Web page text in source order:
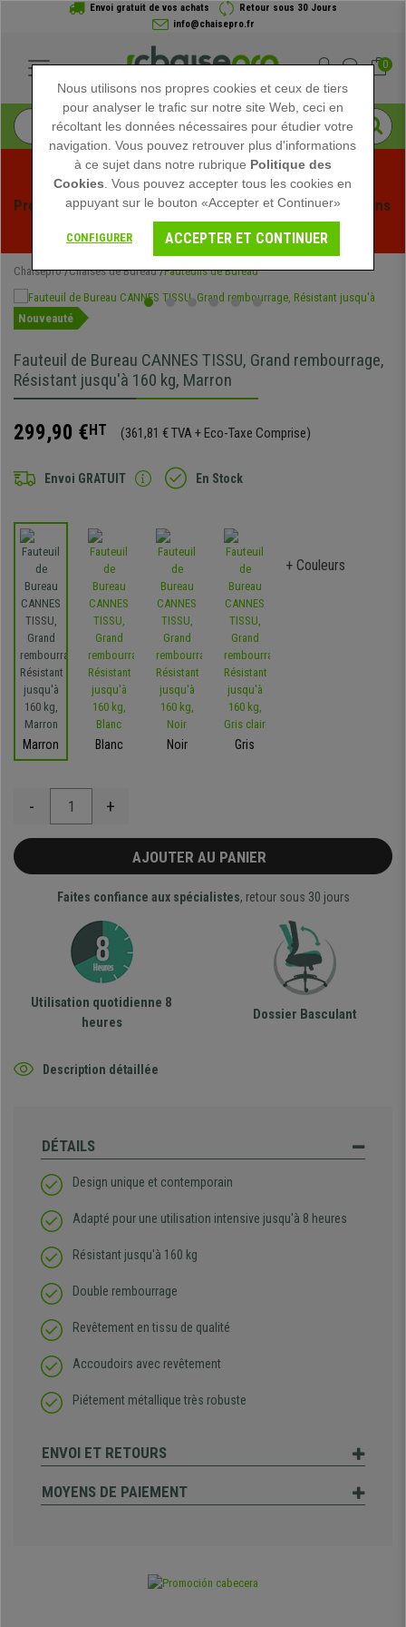
Envoi gratuit de vos achats
Retour sous 30 Jours
info@chaisepro.fr
0
Profitez des soldes d'été chez Chaisepro ! Des réductions
exclusives pour une durée limitée - Voir l'offre
Chaisepro Chaises de Bureau Fauteuils de Bureau
Nouveauté
Fauteuil de Bureau CANNES TISSU, Grand rembourrage,
Résistant jusqu'à 160 kg, Marron
299,90 €HT (361,81 € TVA + Eco-Taxe Comprise)
Envoi GRATUIT En Stock
Marron Blanc Noir Gris
+ Couleurs
- +
AJOUTER AU PANIER
Faites confiance aux spécialistes, retour sous 30 jours
Utilisation quotidienne 8
heures
Dossier Basculant
Description détaillée
DÉTAILS
Design unique et contemporain
Adapté pour une utilisation intensive jusqu'à 8 heures
Résistant jusqu'à 160 kg
Double rembourrage
Revêtement en tissu de qualité
Accoudoirs avec revêtement
Piétement métallique très robuste
ENVOI ET RETOURS
MOYENS DE PAIEMENT
Nous utilisons nos propres cookies et ceux de tiers
pour analyser le trafic sur notre site Web, ceci en
récoltant les données nécessaires pour étudier votre
navigation. Vous pouvez retrouver plus d'informations
à ce sujet dans notre rubrique Politique des
Cookies . Vous pouvez accepter tous les cookies en
appuyant sur le bouton «Accepter et Continuer»
CONFIGURER ACCEPTER ET CONTINUER